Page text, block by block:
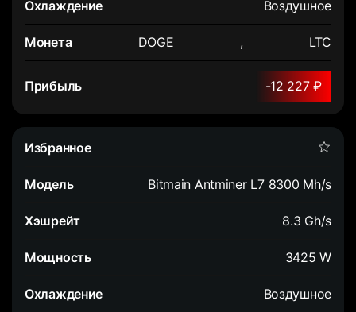
Воздушное
DOGE , LTC
-12 227 ₽
Bitmain Antminer L7 8300 Mh/s
8.3 Gh/s
3425 W
Воздушное